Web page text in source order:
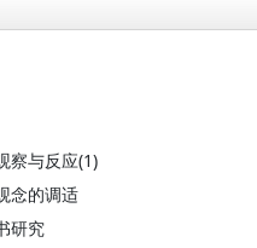
察与反应(1)
念的调适
研究